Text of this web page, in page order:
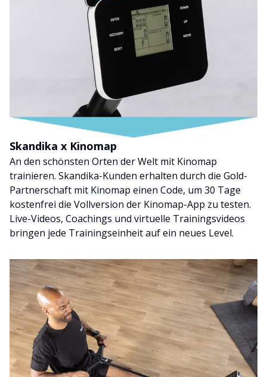
Skandika x Kinomap
An den schönsten Orten der Welt mit Kinomap
trainieren. Skandika-Kunden erhalten durch die Gold-
Partnerschaft mit Kinomap einen Code, um 30 Tage
kostenfrei die Vollversion der Kinomap-App zu testen.
Live-Videos, Coachings und virtuelle Trainingsvideos
bringen jede Trainingseinheit auf ein neues Level.